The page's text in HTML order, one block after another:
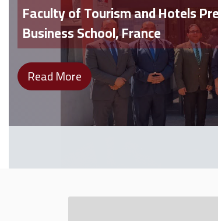
Faculty of Tourism and Hotels
Business School, France
Read More